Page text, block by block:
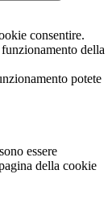
consentire.
della
potete
essere
della cookie